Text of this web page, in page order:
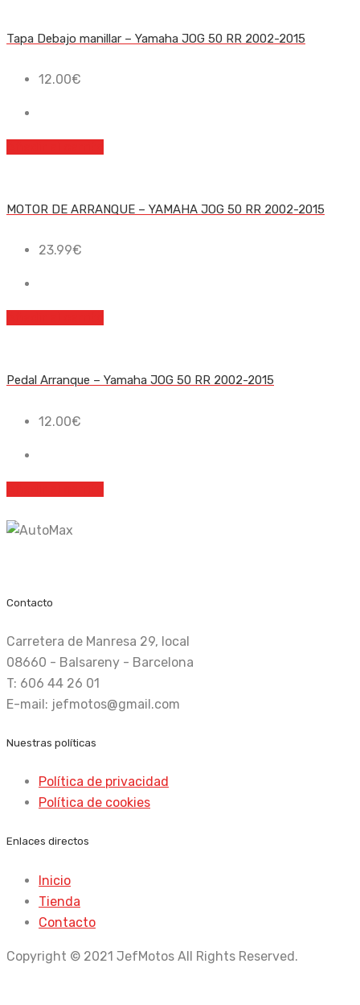
Tapa Debajo manillar – Yamaha JOG 50 RR 2002-2015
12.00€
MOTOR DE ARRANQUE – YAMAHA JOG 50 RR 2002-2015
23.99€
Pedal Arranque – Yamaha JOG 50 RR 2002-2015
12.00€
Contacto
Carretera de Manresa 29, local
08660 - Balsareny - Barcelona
T: 606 44 26 01
E-mail: jefmotos@gmail.com
Nuestras políticas
Política de privacidad
Política de cookies
Enlaces directos
Inicio
Tienda
Contacto
Copyright © 2021 JefMotos All Rights Reserved.